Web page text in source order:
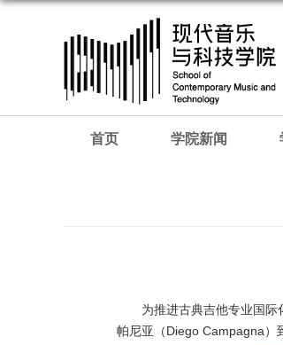
首页 学院新闻
为推进古典吉他专业国
帕尼亚（Diego Campagna）